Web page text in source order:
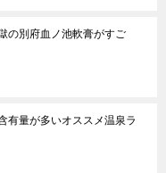
の別府血ノ池軟膏がすご
有量が多いオススメ温泉ラ